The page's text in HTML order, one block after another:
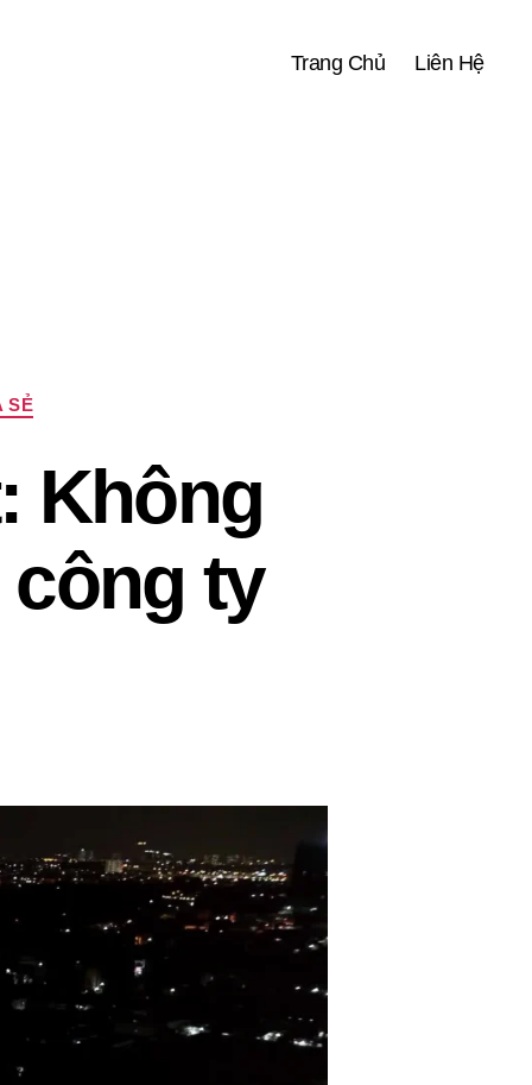
Trang Chủ Liên Hệ
SẺ
Không
ty